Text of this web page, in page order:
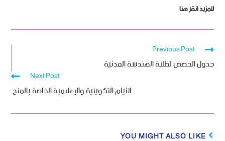
للمزيد انقر هنا
Previous Post
جدول الحصص لطلبة الهندسة المدنية
Next Post
الأيام التكوينية والإعلامية الخاصة بالمنح ‎‎
YOU MIGHT ALSO LIKE